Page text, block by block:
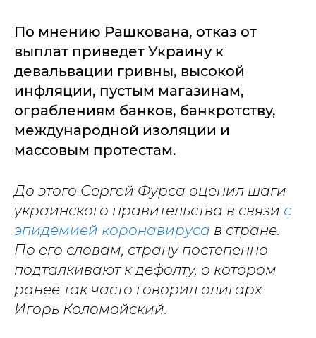
По мнению Рашкована, отказ от
выплат приведет Украину к
девальвации гривны, высокой
инфляции, пустым магазинам,
ограблениям банков, банкротству,
международной изоляции и
массовым протестам.
До этого Сергей Фурса оценил шаги
украинского правительства в связи с
эпидемией коронавируса в стране.
По его словам, страну постепенно
подталкивают к дефолту, о котором
ранее так часто говорил олигарх
Игорь Коломойский.